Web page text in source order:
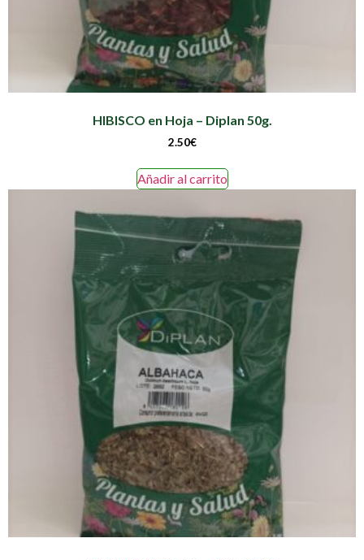
HIBISCO en Hoja – Diplan 50g.
2.50€
Añadir al carrito